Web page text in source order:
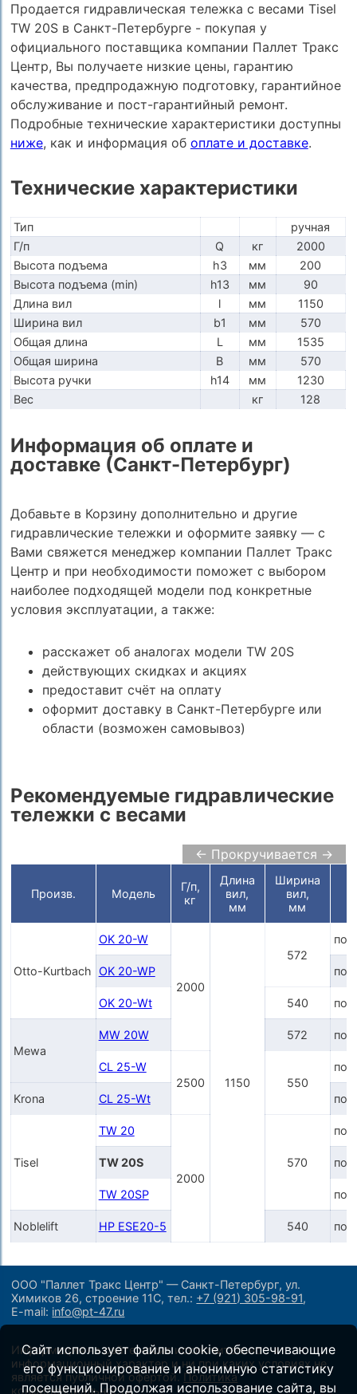
Продается гидравлическая тележка с весами Tisel
TW 20S в Санкт-Петербурге - покупая у
официального поставщика компании Паллет Тракс
Центр, Вы получаете низкие цены, гарантию
качества, предпродажную подготовку, гарантийное
обслуживание и пост-гарантийный ремонт.
Подробные технические характеристики доступны
ниже, как и информация об оплате и доставке.
Технические характеристики
Тип
ручная
Г/п
Q кг
2000
Высота подъема
h3 мм
200
Высота подъема (min)
h13 мм
90
Длина вил
l мм
1150
Ширина вил
b1 мм
570
Общая длина
L мм
1535
Общая ширина
B мм
570
Высота ручки
h14 мм
1230
Вес
кг 128
Информация об оплате и
доставке (Санкт-Петербург)
Добавьте в Корзину дополнительно и другие
гидравлические тележки и оформите заявку — с
Вами свяжется менеджер компании Паллет Тракс
Центр и при необходимости поможет с выбором
наиболее подходящей модели под конкретные
условия эксплуатации, а также:
расскажет об аналогах модели TW 20S
действующих скидках и акциях
предоставит счёт на оплату
оформит доставку в Санкт-Петербурге или
области (возможен самовывоз)
Рекомендуемые гидравлические
тележки с весами
← Прокручивается →
Произв. Модель
Г/п,
кг
Длина
вил,
мм
Ширина
вил,
мм
Otto-Kurtbach
OK 20-W
2000
1150
572
по
OK 20-WP по
OK 20-Wt 540 по
Mewa
MW 20W 572 по
CL 25-W
2500
550
по
Krona CL 25-Wt по
Tisel
TW 20
2000
570
по
TW 20S по
TW 20SP по
Noblelift HP ESE20-5 540 по
ООО "Паллет Тракс Центр" — Санкт-Петербург, ул.
Химиков 26, строение 11С,тел.: +7 (921) 305-98-91,
E-mail: info@pt-47.ru
Информация на сайте носит исключительно
информационный характер и ни при каких условиях не
является публичной офертой. Политика
конфиденциальности.
Сайт использует файлы cookie, обеспечивающие
его функционирование и анонимную статистику
посещений. Продолжая использование сайта, вы